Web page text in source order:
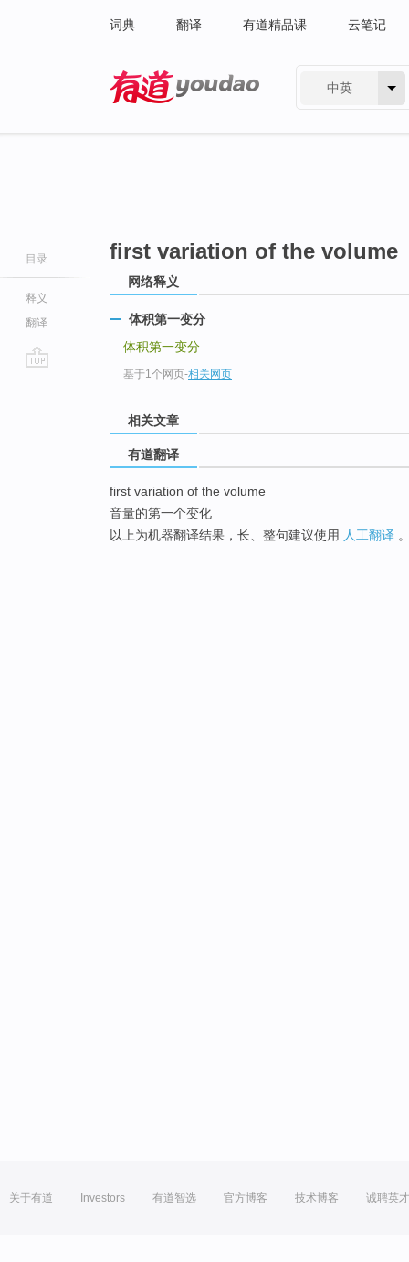
词典 翻译 有道精品课 云笔记
中英
目录
释义
翻译
first variation of the volume
网络释义
体积第一变分
体积第一变分
基于1个网页-相关网页
相关文章
有道翻译
first variation of the volume
音量的第一个变化
以上为机器翻译结果，长、整句建议使用 人工翻译
关于有道 Investors 有道智选 官方博客 技术博客 诚聘英才